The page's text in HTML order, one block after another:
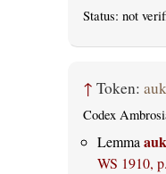
Status: not
↑ Token: auk
Codex
Lemma auk
WS 1910,